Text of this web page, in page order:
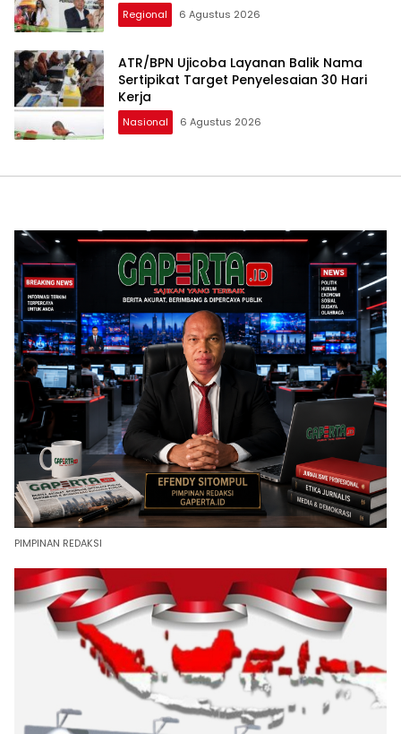
Regional 6 Agustus 2026
ATR/BPN Ujicoba Layanan Balik Nama
Sertipikat Target Penyelesaian 30 Hari
Kerja
Nasional 6 Agustus 2026
PIMPINAN REDAKSI